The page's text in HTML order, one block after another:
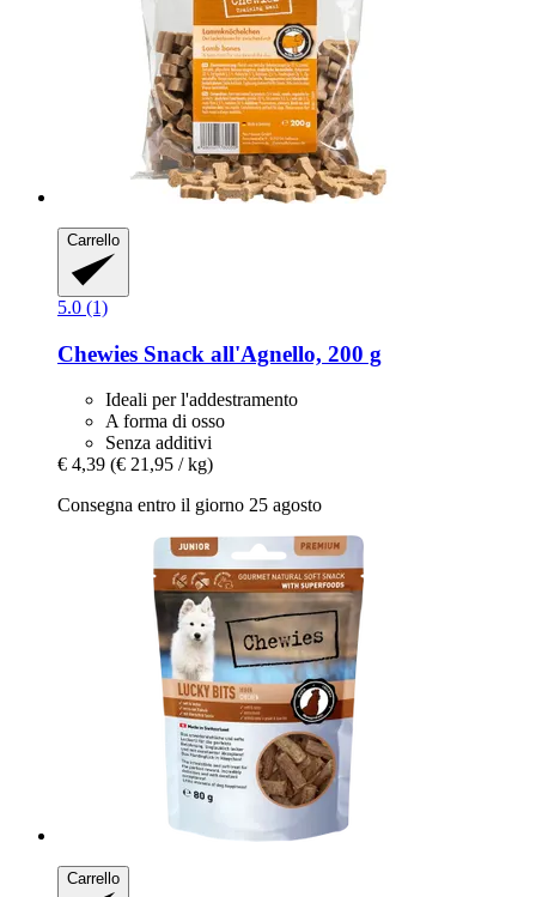
Carrello
5.0 (1)
Chewies Snack all'Agnello, 200 g
Ideali per l'addestramento
A forma di osso
Senza additivi
€ 4,39 (€ 21,95 / kg)
Consegna entro il giorno 25 agosto
Carrello